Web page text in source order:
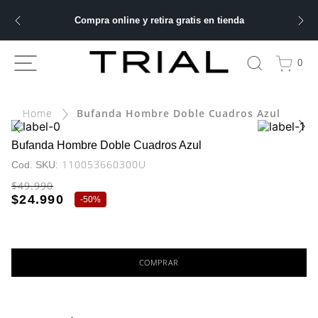
Compra online y retira gratis en tienda
0
Bufanda Hombre Doble Cuadros Azul
Bufanda Hombre Doble Cuadros Azul
: 110053660300U
$49.990
$24.990 -50%
COMPRAR
BUSCADOS